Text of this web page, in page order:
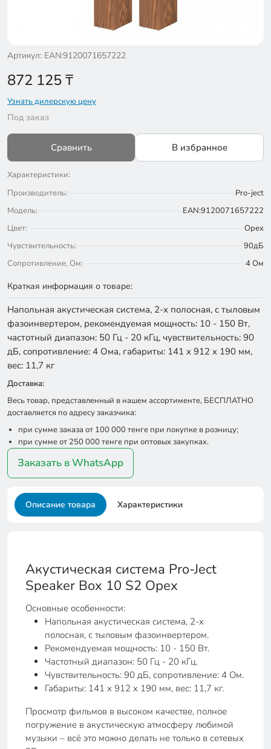
Артикул: EAN:9120071657222
872 125₸
Узнать дилерскую цену
Под заказ
Сравнить В избранное
Характеристики:
Производитель:
Pro-ject
Модель:
EAN:9120071657222
Цвет:
Орех
Чувствительность:
90дБ
Сопротивление, Ом:
4 Ом
Краткая информация о товаре:
Напольная акустическая система, 2-х полосная, с тыловым
фазоинвертером, рекомендуемая мощность: 10 - 150 Вт,
частотный диапазон: 50 Гц - 20 кГц, чувствительность: 90
дБ, сопротивление: 4 Ома, габариты: 141 x 912 x 190 мм,
вес: 11,7 кг
Доставка:
Весь товар, представленный в нашем ассортименте, БЕСПЛАТНО
доставляется по адресу заказчика:
при сумме заказа от 100 000 тенге при покупке в розницу;
при сумме от 250 000 тенге при оптовых закупках.
Заказать в WhatsApp
Описание товара Характеристики
Акустическая система Pro-Ject
Speaker Box 10 S2 Орех
Основные особенности:
Напольная акустическая система, 2-х
полосная, с тыловым фазоинвертером.
Рекомендуемая мощность: 10 - 150 Вт.
Частотный диапазон: 50 Гц - 20 кГц.
Чувствительность: 90 дБ, сопротивление: 4 Ом.
Габариты: 141 x 912 x 190 мм, вес: 11,7 кг.
Просмотр фильмов в высоком качестве, полное
погружение в акустическую атмосферу любимой
музыки – всё это можно делать не только в сетевых